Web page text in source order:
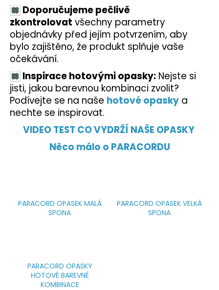
Doporučujeme pečlivě
zkontrolovat všechny parametry
objednávky před jejím potvrzením, aby
bylo zajištěno, že produkt splňuje vaše
očekávání.
Inspirace hotovými opasky: Nejste si
jisti, jakou barevnou kombinaci zvolit?
Podívejte se na naše hotové opasky a
nechte se inspirovat.
VIDEO TEST CO VYDRŽÍ NAŠE OPASKY
Něco málo o PARACORDU
PARACORD OPASEK MALÁ
SPONA
PARACORD OPASEK VELKÁ
SPONA
PARACORD OPASKY
HOTOVÉ BAREVNÉ
KOMBINACE